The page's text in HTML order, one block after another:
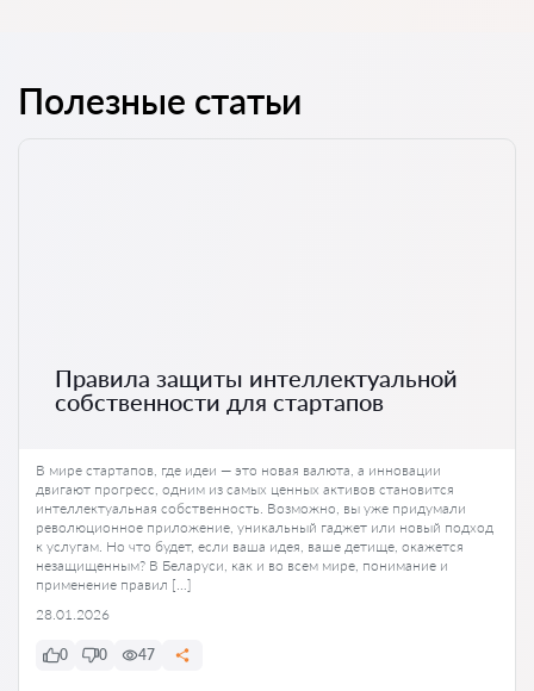
Полезные статьи
Правила защиты интеллектуальной
собственности для стартапов
В мире стартапов, где идеи — это новая валюта, а инновации
двигают прогресс, одним из самых ценных активов становится
интеллектуальная собственность. Возможно, вы уже придумали
революционное приложение, уникальный гаджет или новый подход
к услугам. Но что будет, если ваша идея, ваше детище, окажется
незащищенным? В Беларуси, как и во всем мире, понимание и
применение правил […]
28.01.2026
0 0 47